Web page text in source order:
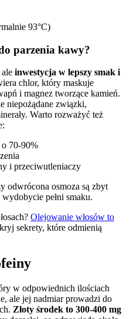
93°C)
parzenia kawy?
inwestycja w lepszy smak i
chlor, który maskuje
i magnez tworzące kamień.
niepożądane związki,
Warto rozważyć też
70-90%
i przeciwutleniaczy
odwrócona osmoza są zbyt
pełni smaku.
Olejowanie włosów to
sekrety, które odmienią
w odpowiednich ilościach
ale jej nadmiar prowadzi do
Złoty środek to 300-400 mg